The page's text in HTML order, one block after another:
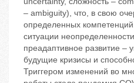
– ambiguity), что, в свою
определенных
ситуации
преадаптивное развитие –
будущие кризисы и
Триггером изменений во